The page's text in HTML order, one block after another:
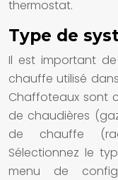
thermostat.
Type de
Il est important
chauffe utilisé
Chaffoteaux sont
de chaudières
de chauffe
Sélectionnez le
menu de